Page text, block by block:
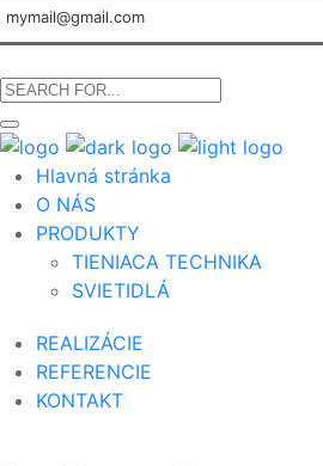
mymail@gmail.com
Hlavná stránka
O NÁS
PRODUKTY
TIENIACA TECHNIKA
SVIETIDLÁ
REALIZÁCIE
REFERENCIE
KONTAKT